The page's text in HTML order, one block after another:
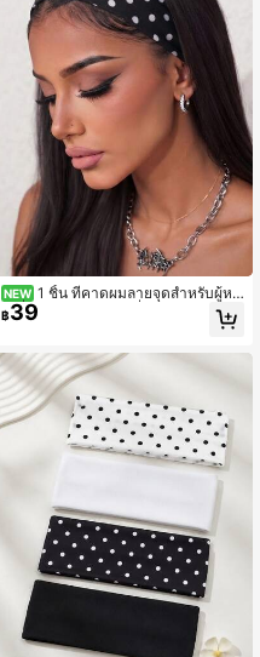
NEW 1 ชิ้น ที่คาดผมลายจุดสำหรับผู้หญิ
ง, ที่คาดผมยืดหยุ่นไม่ลื่น สไตล์วินเทจ, เ
หมาะสำหรับโยคะ, ฟิตเนส, วิ่ง และอุปก
฿39